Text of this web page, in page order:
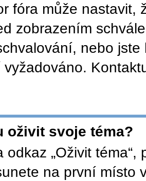
fóra může nastavit,
zobrazením
nebo
oživit svoje téma?
odkaz „Oživit
na první místo